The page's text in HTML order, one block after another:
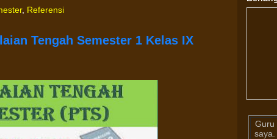
, Referensi
Tengah Semester 1 Kelas IX
Guru
saya.